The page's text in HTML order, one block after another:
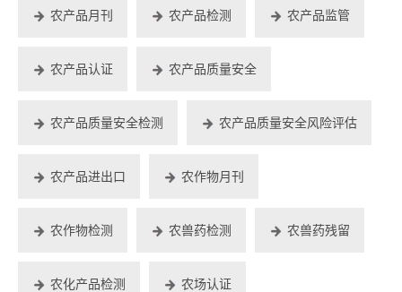
农产品月刊 农产品检测 农产品监管
农产品认证 农产品质量安全
农产品质量安全检测 农产品质量安全风险评估
农产品进出口 农作物月刊
农作物检测 农兽药检测 农兽药残留
农化产品检测 农场认证